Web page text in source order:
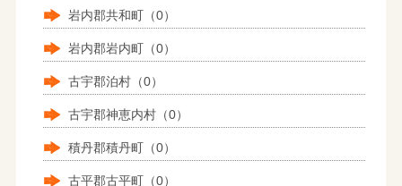
岩内郡共和町（0）
岩内郡岩内町（0）
古宇郡泊村（0）
古宇郡神恵内村（0）
積丹郡積丹町（0）
古平郡古平町（0）